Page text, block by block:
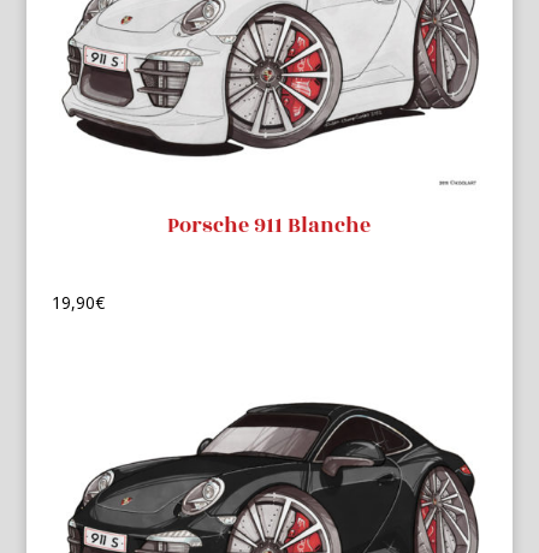
Porsche 911 Blanche
19,90€